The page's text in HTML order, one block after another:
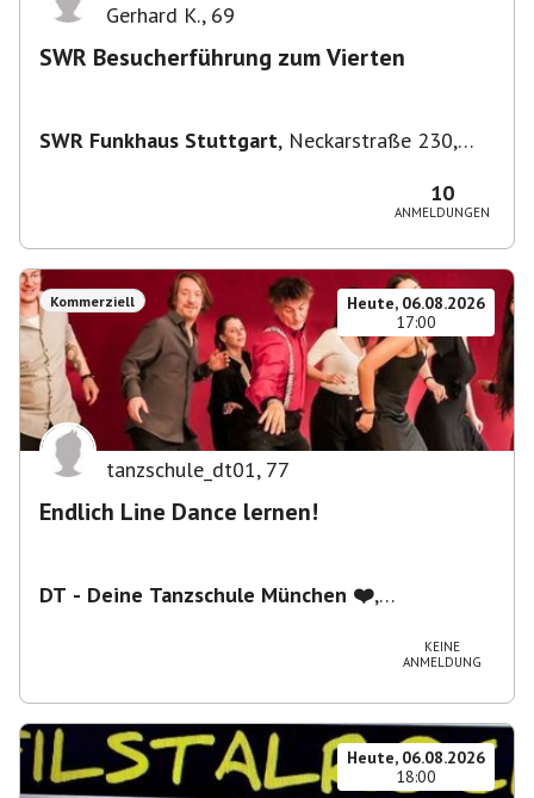
Gerhard K., 69
SWR Besucherführung zum Vierten
SWR Funkhaus Stuttgart, Neckarstraße 230,
10
ANMELDUNGEN
Kommerziell
Heute, 06.08.2026
17:00
tanzschule_dt01, 77
Endlich Line Dance lernen!
DT - Deine Tanzschule München ❤️,
KEINE
ANMELDUNG
Heute, 06.08.2026
18:00